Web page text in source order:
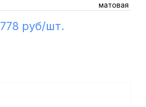
матовая
778 руб/шт.